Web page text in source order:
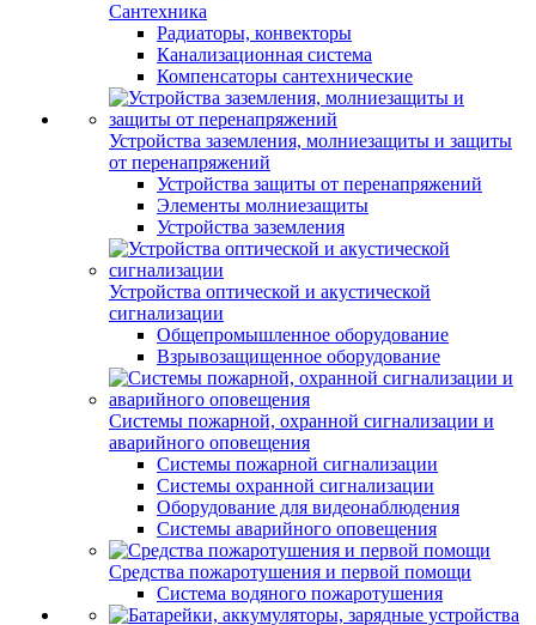
Сантехника
Радиаторы, конвекторы
Канализационная система
Компенсаторы сантехнические
Устройства заземления, молниезащиты и защиты
от перенапряжений
Устройства защиты от перенапряжений
Элементы молниезащиты
Устройства заземления
Устройства оптической и акустической
сигнализации
Общепромышленное оборудование
Взрывозащищенное оборудование
Системы пожарной, охранной сигнализации и
аварийного оповещения
Системы пожарной сигнализации
Системы охранной сигнализации
Оборудование для видеонаблюдения
Системы аварийного оповещения
Средства пожаротушения и первой помощи
Система водяного пожаротушения